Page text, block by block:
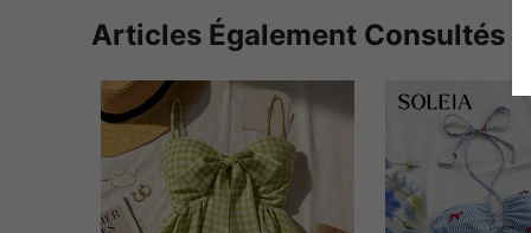
Articles Également Consultés